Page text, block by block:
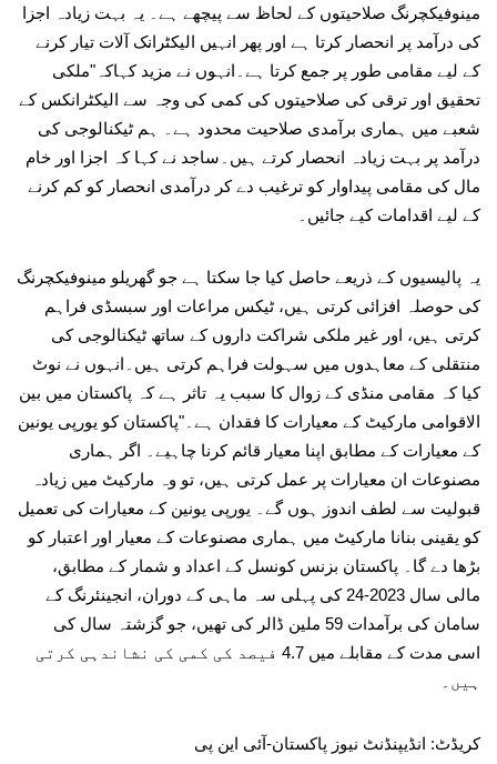
مینوفیکچرنگ صلاحیتوں کے لحاظ سے پیچھے ہے۔ یہ بہت زیادہ اجزا
کی درآمد پر انحصار کرتا ہے اور پھر انہیں الیکٹرانک آلات تیار کرنے
کے لیے مقامی طور پر جمع کرتا ہے۔انہوں نے مزید کہاکہ"ملکی
تحقیق اور ترقی کی صلاحیتوں کی کمی کی وجہ سے الیکٹرانکس کے
شعبے میں ہماری برآمدی صلاحیت محدود ہے۔ ہم ٹیکنالوجی کی
درآمد پر بہت زیادہ انحصار کرتے ہیں۔ساجد نے کہا کہ اجزا اور خام
مال کی مقامی پیداوار کو ترغیب دے کر درآمدی انحصار کو کم کرنے
کے لیے اقدامات کیے جائیں۔
یہ پالیسیوں کے ذریعے حاصل کیا جا سکتا ہے جو گھریلو مینوفیکچرنگ
کی حوصلہ افزائی کرتی ہیں، ٹیکس مراعات اور سبسڈی فراہم
کرتی ہیں، اور غیر ملکی شراکت داروں کے ساتھ ٹیکنالوجی کی
منتقلی کے معاہدوں میں سہولت فراہم کرتی ہیں۔انہوں نے نوٹ
کیا کہ مقامی منڈی کے زوال کا سبب یہ تاثر ہے کہ پاکستان میں بین
الاقوامی مارکیٹ کے معیارات کا فقدان ہے۔"پاکستان کو یورپی یونین
کے معیارات کے مطابق اپنا معیار قائم کرنا چاہیے۔ اگر ہماری
مصنوعات ان معیارات پر عمل کرتی ہیں، تو وہ مارکیٹ میں زیادہ
قبولیت سے لطف اندوز ہوں گے۔ یورپی یونین کے معیارات کی تعمیل
کو یقینی بنانا مارکیٹ میں ہماری مصنوعات کے معیار اور اعتبار کو
بڑھا دے گا۔ پاکستان بزنس کونسل کے اعداد و شمار کے مطابق،
مالی سال 2023-24 کی پہلی سہ ماہی کے دوران، انجینئرنگ کے
سامان کی برآمدات 59 ملین ڈالر کی تھیں، جو گزشتہ سال کی
اسی مدت کے مقابلے میں 4.7 فیصد کی کمی کی نشاندہی کرتی
ہیں۔
کریڈٹ: انڈیپنڈنٹ نیوز پاکستان-آئی این پی